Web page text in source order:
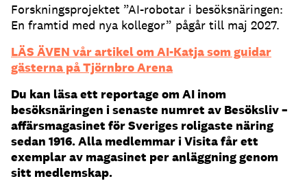
Forskningsprojektet ”AI-robotar i besöksnäringen:
En framtid med nya kollegor” pågår till maj 2027.
LÄS ÄVEN vår artikel om AI-Katja som guidar
gästerna på Tjörnbro Arena
Du kan läsa ett reportage om AI inom
besöksnäringen i senaste numret av Besöksliv –
affärsmagasinet för Sveriges roligaste näring
sedan 1916. Alla medlemmar i Visita får ett
exemplar av magasinet per anläggning genom
sitt medlemskap.